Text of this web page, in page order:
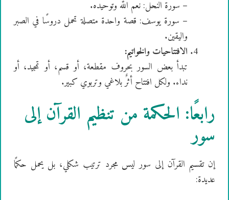
– سورة النحل: نعم الله وتوحيده.
– سورة يوسف: قصة واحدة متصلة تحمل دروسًا في الصبر
واليقين.
الافتتاحيات والخواتيم:
تبدأ بعض السور بحروف مقطعة، أو قسم، أو تمجيد، أو
نداء. ولكل افتتاح أثرٌ بلاغي وتربوي كبير.
رابعًا: الحكمة من تنظيم القرآن إلى
سور
إن تقسيم القرآن إلى سور ليس مجرد ترتيب شكلي، بل يحمل حكمًا
عديدة: